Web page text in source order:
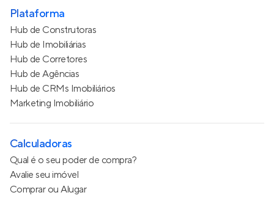
Plataforma
Hub de Construtoras
Hub de Imobiliárias
Hub de Corretores
Hub de Agências
Hub de CRMs Imobiliários
Marketing Imobiliário
Calculadoras
Qual é o seu poder de compra?
Avalie seu imóvel
Comprar ou Alugar